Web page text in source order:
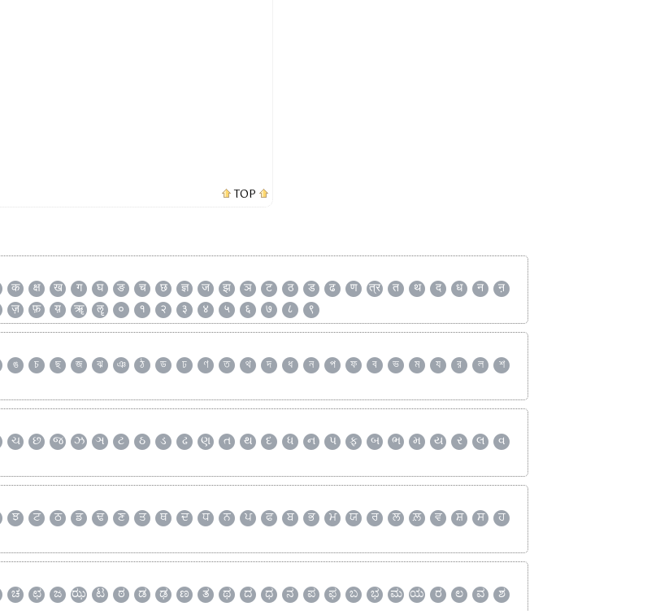
TOP
क क्ष ख ग घ ङ च छ ज्ञ ज झ ञ ट ठ ड ढ ण त्र त थ द ध न
ऩ
ज़ फ़ य़ ॠ ॡ ० १ २ ३ ४ ५ ६ ७ ८ ९
ঙ চ ছ জ ঝ ঞ ঠ ড ঢ ণ ত থ দ ধ ন প ফ ব ভ ম য র ল
শ
ચ છ જ ઝ ઞ ટ ઠ ડ ઢ ણ ત થ દ ધ ન પ ફ બ ભ મ ય ર લ
વ
ਝ ਟ ਠ ਡ ਢ ਣ ਤ ਥ ਦ ਧ ਨ ਪ ਫ ਬ ਭ ਮ ਯ ਰ ਲ ਲ਼ ਵ ਸ਼ ਸ
ਹ
ಚ ಛ ಜ ಝ ಟ ಠ ಡ ಢ ಣ ತ ಥ ದ ಧ ನ ಪ ಫ ಬ ಭ ಮ ಯ ರ ಲ ವ
ಶ